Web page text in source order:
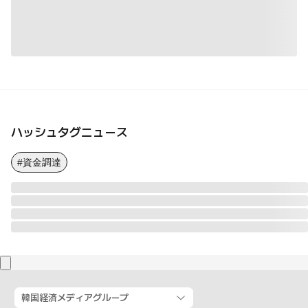
ハッシュタグニュース
#資金調達
韓国経済メディアグループ